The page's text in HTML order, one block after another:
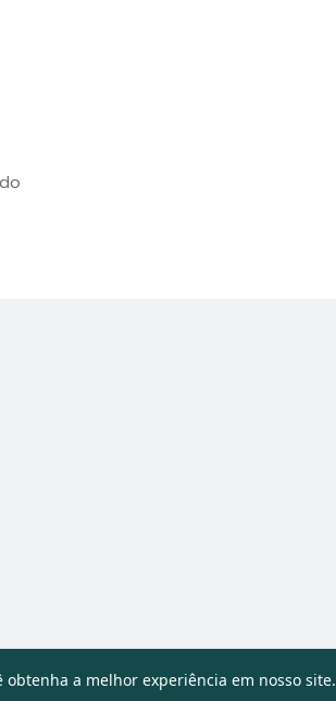
a melhor experiência em nosso site.